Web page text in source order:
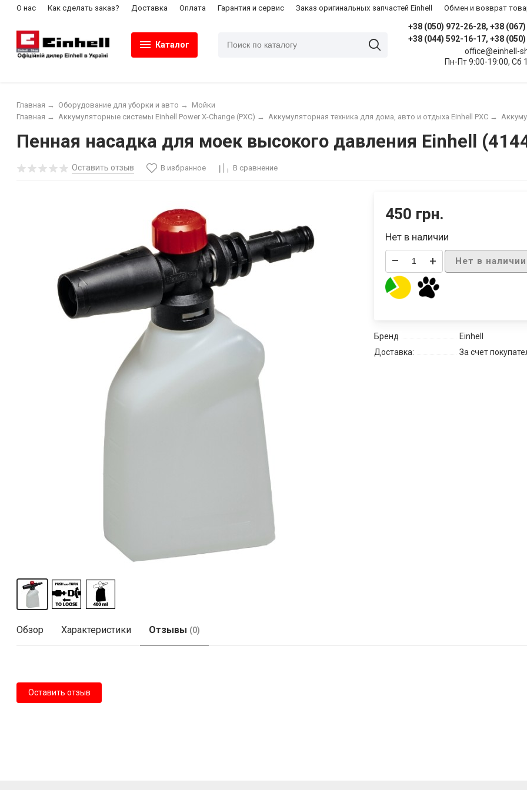
О нас Как сделать заказ? Доставка Оплата Гарантия и сервис Заказ оригинальных запчастей Einhell Обмен и возврат
Каталог
+38 (050) 972-26-28, +38
+38 (044) 592-16-17, +38
office@einhell-
Пн-Пт 9:00-19:00, Сб
Главная → Оборудование для уборки и авто →
Мойки
Аккумуляторная техника для дома, авто и отдыха Einhell PXC →
Аккумуляторные системы Einhell Power X-Change (PXC) →
Главная →
Пенная насадка для моек высокого давления Einhell
Оставить отзыв В избранное В сравнение
450 грн.
Нет в наличии
– + Нет в наличии
Бренд
Einhell
Доставка:
За счет
Обзор Характеристики Отзывы (0)
Оставить отзыв